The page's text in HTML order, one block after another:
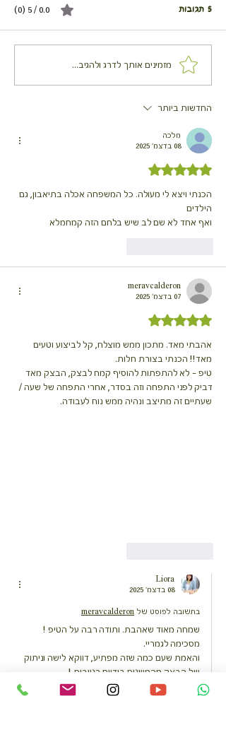
פריטטה דלעת ובייבי תרד
5 תגובות 0.0 / 5 ‏(0)
מזמינים אותך לדרג ולהגיב...
החדשות ביותר
מלכה
08 בדצמ׳ 2025
דירוג של 5 מתוך 5 כוכבים
הכנתי ויצא לי מעולה. כל המשפחה אכלה בתיאבון, גם
הילדים
ואף אחד לא שם לב שיש בלחם הזה קמחמלא
meravcalderon
07 בדצמ׳ 2025
דירוג של 5 מתוך 5 כוכבים
אהבתי מאד. מתכון ממש מוצלח, קל לביצוע וטעים
מאד!! הכנתי בצורת חלות.
טיפ - לא להתפתות להוסיף קמח לבצק, הבצק מאד
דביק לפני התפחה וזה בסדר, אחרי התפחה של שעה /
שעתיים זה מתיצב ונהיה ממש נוח לעבודה.
Liora
08 בדצמ׳ 2025
בתשובה לפוסט של meravcalderon
שמחה מאוד שאהבת. ותודה רבה על הטיפ !
מסכימה לגמריי.
והאמת שעם כמה שזה מפתיע, דווקא לישה וניתוק
של הבצק מהמשטח בידיים רטובות !
מפחיתה את הצורך בקמח